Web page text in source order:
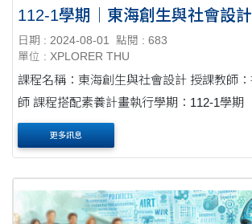
112-1學期｜東海創生與社會設計
日期 : 2024-08-01
點閱 : 683
單位 : XPLORER THU
課程名稱：東海創生與社會設計 授課教師：社會系蕭煒馨老
師 課程搭配素養計畫執行學期：112-1學期 # 「東海創生與
更多訊息